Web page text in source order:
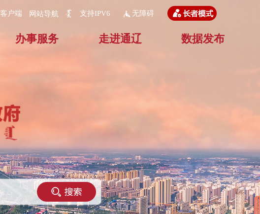
客户端 网站导航 支持IPV6 无障碍
办事服务 走进通辽 数据发布